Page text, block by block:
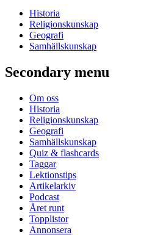
Historia
Religionskunskap
Geografi
Samhällskunskap
Secondary menu
Om oss
Historia
Religionskunskap
Geografi
Samhällskunskap
Quiz & flashcards
Taggar
Lektionstips
Artikelarkiv
Podcast
Året runt
Topplistor
Annonsera